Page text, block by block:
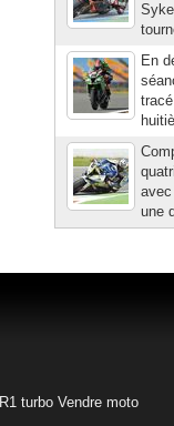
En
une
R1 turbo Vendre moto